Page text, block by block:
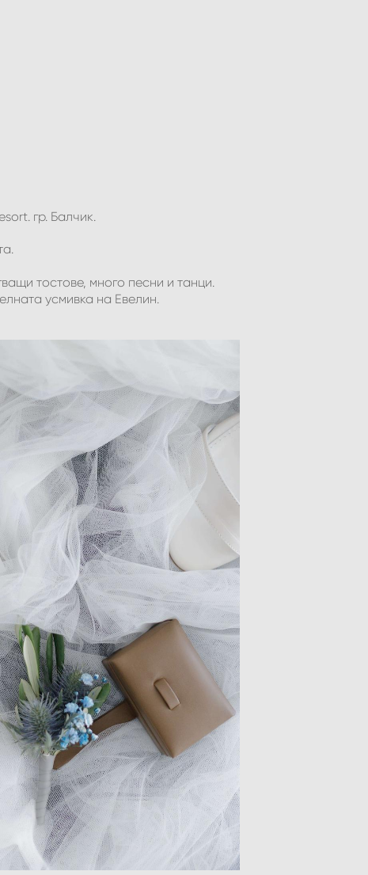
. гр. Балчик.
тостове, много песни и танци.
усмивка на Евелин.